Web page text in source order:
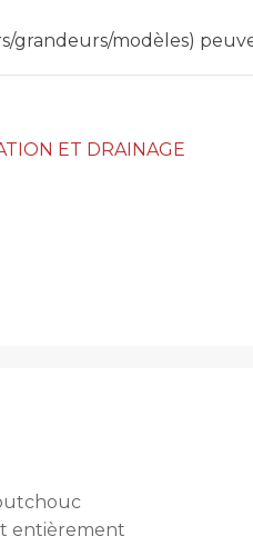
grandeurs/modèles)
ET DRAINAGE
entièrement